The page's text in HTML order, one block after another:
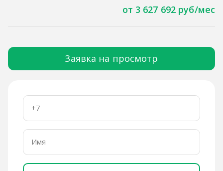
от 3 627 692 руб/мес
Заявка на просмотр